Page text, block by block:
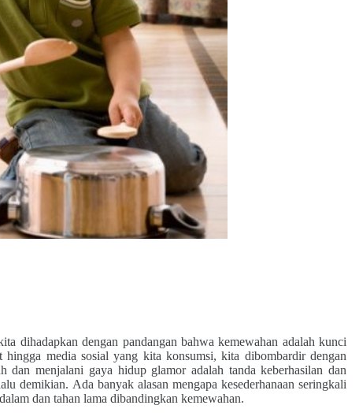
dihadapkan dengan pandangan bahwa kemewahan adalah kunci
media sosial yang kita konsumsi, kita dibombardir dengan
dan menjalani gaya hidup glamor adalah tanda keberhasilan dan
demikian. Ada banyak alasan mengapa kesederhanaan seringkali
dan tahan lama dibandingkan kemewahan.